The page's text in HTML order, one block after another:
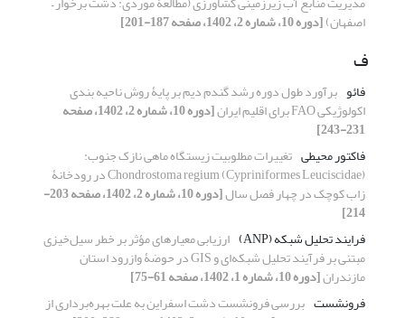
اصفهان)[دوره 10، شماره 2، 1402، صفحه 187-201]
ف
فائو برآورد طول دوره رشد گندم دیم بر پایۀ روش ناحیه بندی
اکولوژیکی FAO برای اقلیم ایران [دوره 10، شماره 2، 1402، صفحه
231-243]
فاکتور محیطی تغییرات مطلوبیت زیستگاه ماهی نازک جنوب:
‌Chondrostoma regium (Cypriniformes Leuciscidae) در رودخانۀ
زاب کوچک در چهار فصل سال [دوره 10، شماره 2، 1402، صفحه 203-
214]
فرایند تحلیل شبکه (ANP)
ارزیابی معیارهای مؤثر بر خطر سیل‌خیزی
مبتنی بر فرآیند تحلیل شبکه‌ای و GIS در حوضۀ وازرود استان
مازندران[دوره 10، شماره 1، 1402، صفحه 61-75]
فرونشست بررسی فرونشست دشت اسفراین به علت بهره‌برداری از